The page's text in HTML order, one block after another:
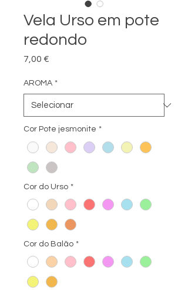
Vela Urso em pote
redondo
7,00 €
AROMA *
Cor Pote jesmonite *
Cor do Urso *
Cor do Balão *